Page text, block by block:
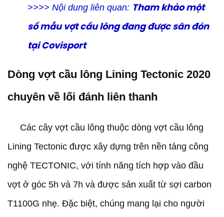
>>>> Nội dung liên quan: Tham khảo một
số mẫu vợt cầu lông đang được săn đón
tại Covisport
Dòng vợt cầu lông Lining Tectonic 2020
chuyên về lối đánh liên thanh
Các cây vợt cầu lông thuộc dòng vợt cầu lông
Lining Tectonic được xây dựng trên nền tảng công
nghệ TECTONIC, với tính năng tích hợp vào đầu
vợt ở góc 5h và 7h và được sản xuất từ sợi carbon
T1100G nhẹ. Đặc biệt, chúng mang lại cho người